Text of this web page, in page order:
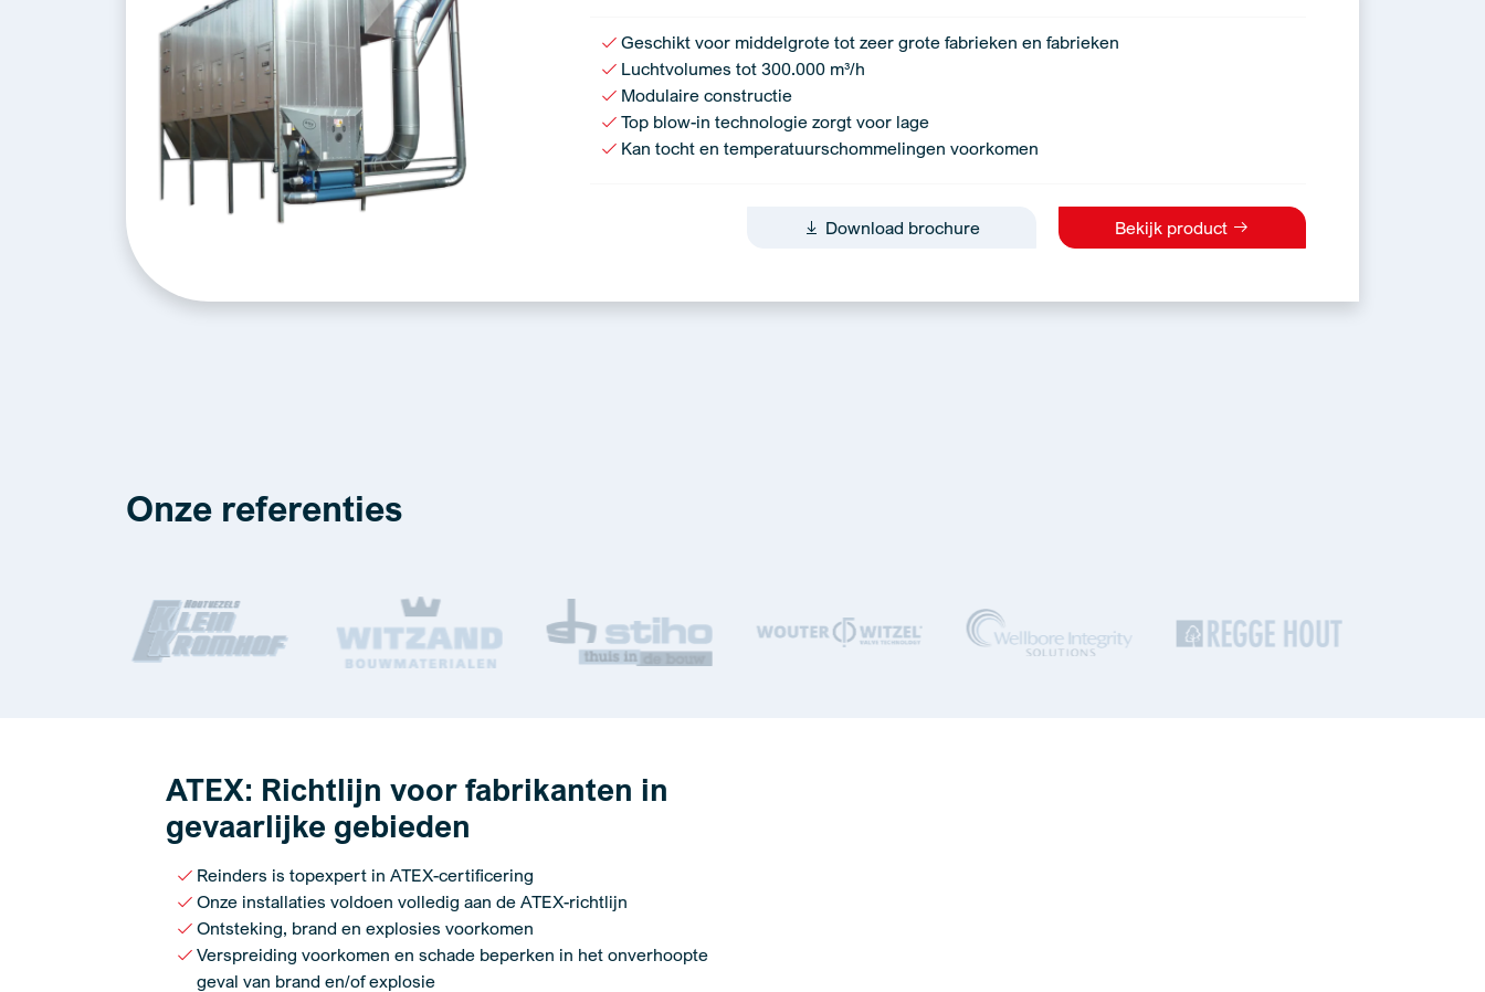
Geschikt voor middelgrote tot zeer grote fabrieken en fabrieken
Luchtvolumes tot 300.000 m³/h
Modulaire constructie
Top blow-in technologie zorgt voor lage
Kan tocht en temperatuurschommelingen voorkomen
Download brochure Bekijk product
Onze referenties
ATEX: Richtlijn voor fabrikanten in
gevaarlijke gebieden
Reinders is topexpert in ATEX-certificering
Onze installaties voldoen volledig aan de ATEX-richtlijn
Ontsteking, brand en explosies voorkomen
Verspreiding voorkomen en schade beperken in het onverhoopte
geval van brand en/of explosie